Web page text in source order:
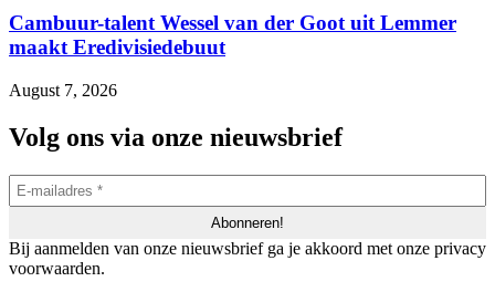
Cambuur-talent Wessel van der Goot uit Lemmer
maakt Eredivisiedebuut
August 7, 2026
Volg ons via onze nieuwsbrief
Bij aanmelden van onze nieuwsbrief ga je akkoord met onze privacy
voorwaarden.